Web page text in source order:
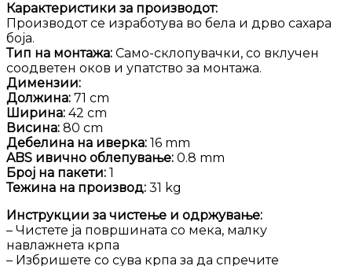
Карактеристики за производот:
Производот се изработува во бела и дрво сахара
боја.
Тип на монтажа: Само-склопувачки, со вклучен
соодветен оков и упатство за монтажа.
Димензии:
Должина: 71 cm
Ширина: 42 cm
Висина: 80 cm
Дебелина на иверка: 16 mm
ABS ивично облепување: 0.8 mm
Број на пакети: 1
Тежина на производ: 31 kg
Инструкции за чистење и одржување:
– Чистете ја површината со мека, малку
навлажнета крпа
– Избришете со сува крпа за да спречите